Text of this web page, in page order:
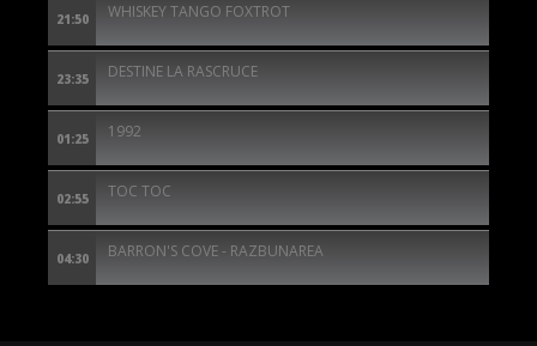
21:50 WHISKEY TANGO FOXTROT
23:35 DESTINE LA RASCRUCE
01:25 1992
02:55 TOC TOC
04:30 BARRON'S COVE - RAZBUNAREA